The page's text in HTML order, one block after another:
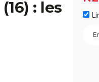
(16) : les